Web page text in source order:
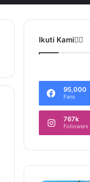
Ikuti Kami❤️‍🔥
95,000
Fans
767k
Followers